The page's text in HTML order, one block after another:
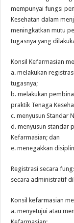
mempunyai fungsi
Kesehatan dalam
meningkatkan mutu
tugasnya yang
Konsil Kefarmasian
a. melakukan
tugasnya;
b. melakukan
praktik Tenaga
c. menyusun Standar
d. menyusun standar
Kefarmasian; dan
e. menegakkan
Registrasi secara
secara administratif
Konsil kefarmasian
a. menyetujui atau